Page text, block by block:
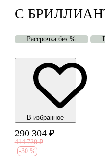
С
Рассрочка без %
В избранноe
290 304 ₽
414 720 ₽
-30 %